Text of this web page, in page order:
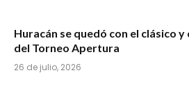
Huracán se quedó con el clásico
del Torneo Apertura
26 de julio, 2026